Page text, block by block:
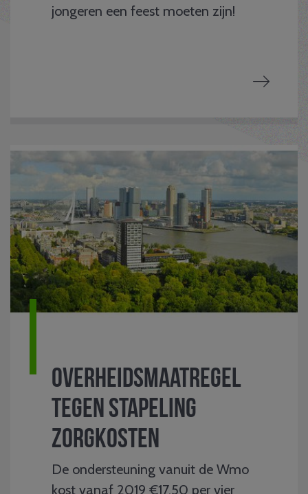
jongeren een feest moeten zijn!
Overheidsmaatregel
tegen stapeling
zorgkosten
De ondersteuning vanuit de Wmo
kost vanaf 2019 €17,50 per vier